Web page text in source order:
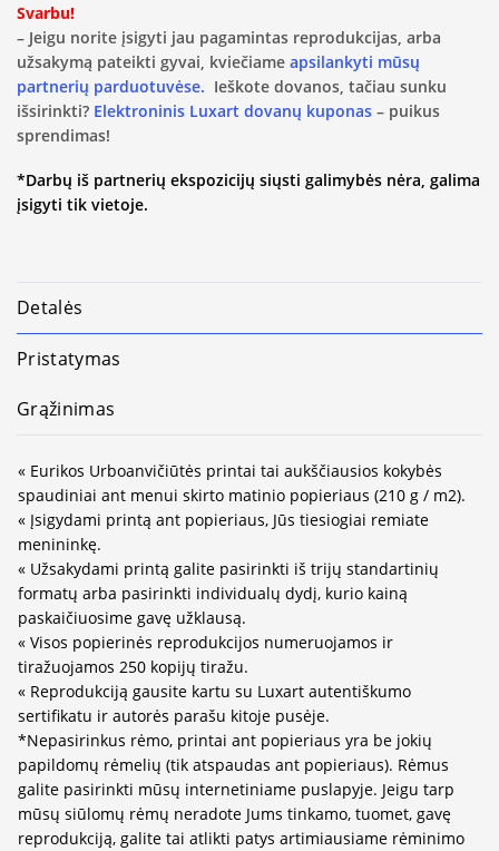
Svarbu!
– Jeigu norite įsigyti jau pagamintas reprodukcijas, arba
užsakymą pateikti gyvai, kviečiame apsilankyti mūsų
partnerių parduotuvėse. Ieškote dovanos, tačiau sunku
išsirinkti? Elektroninis Luxart dovanų kuponas – puikus
sprendimas!
*Darbų iš partnerių ekspozicijų siųsti galimybės nėra, galima
įsigyti tik vietoje.
Detalės
Pristatymas
Grąžinimas
« Eurikos Urboanvičiūtės printai tai aukščiausios kokybės
spaudiniai ant menui skirto matinio popieriaus (210 g / m2).
« Įsigydami printą ant popieriaus, Jūs tiesiogiai remiate
menininkę.
« Užsakydami printą galite pasirinkti iš trijų standartinių
formatų arba pasirinkti individualų dydį, kurio kainą
paskaičiuosime gavę užklausą.
« Visos popierinės reprodukcijos numeruojamos ir
tiražuojamos 250 kopijų tiražu.
« Reprodukciją gausite kartu su Luxart autentiškumo
sertifikatu ir autorės parašu kitoje pusėje.
*Nepasirinkus rėmo, printai ant popieriaus yra be jokių
papildomų rėmelių (tik atspaudas ant popieriaus). Rėmus
galite pasirinkti mūsų internetiniame puslapyje. Jeigu tarp
mūsų siūlomų rėmų neradote Jums tinkamo, tuomet, gavę
reprodukciją, galite tai atlikti patys artimiausiame rėminimo